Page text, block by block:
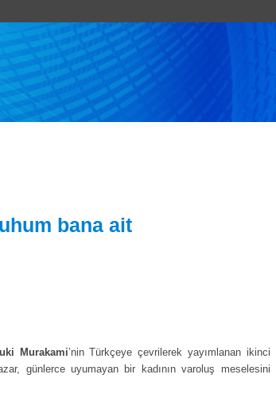
bana ait
Murakami’nin Türkçeye çevrilerek yayımlanan ikinci
günlerce uyumayan bir kadının varoluş meselesini